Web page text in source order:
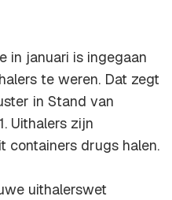
in januari is ingegaan
te weren. Dat zegt
in Stand van
Uithalers zijn
containers drugs halen.
uithalerswet